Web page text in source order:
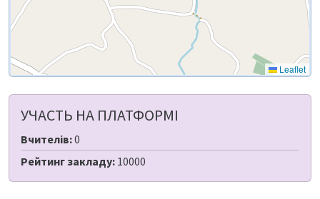
Leaflet
УЧАСТЬ НА ПЛАТФОРМІ
Вчителів:0
Рейтинг закладу: 10000